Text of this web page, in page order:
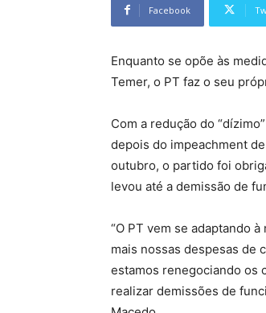
Facebook
Enquanto se opõe às
Temer, o PT faz o seu
Com a redução do
depois do impeachment
outubro, o partido foi
levou até a demissão de
“O PT vem se adaptando
mais nossas despesas de
estamos renegociando os
realizar demissões de